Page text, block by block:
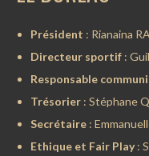
Président : Rianaina
Directeur sportif:
Responsable
Trésorier : Stéphane
Secrétaire:
Ethique et Fair Play: